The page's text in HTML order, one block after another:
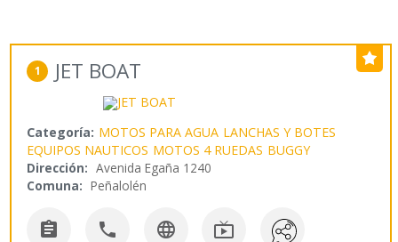
1 JET BOAT
Categoría: MOTOS PARA AGUA LANCHAS Y BOTES
EQUIPOS NAUTICOS MOTOS 4 RUEDAS BUGGY
Dirección: Avenida Egaña 1240
Comuna: Peñalolén
   